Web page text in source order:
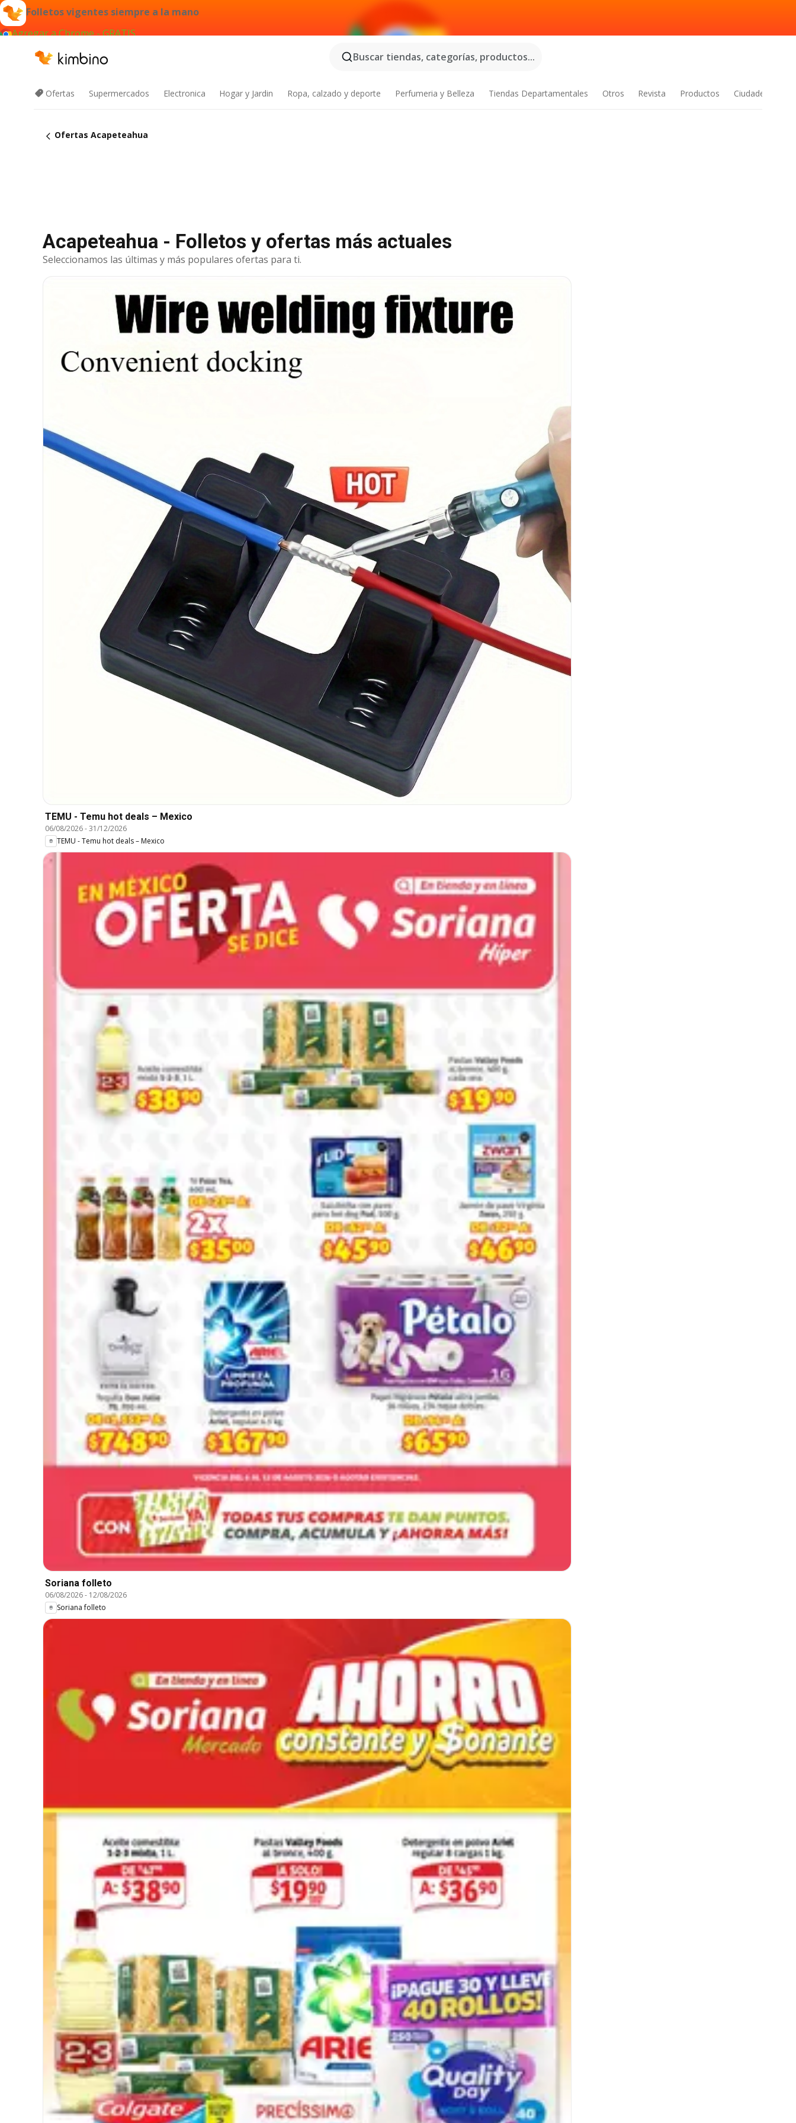
Folletos vigentes siempre a la mano
Agregar a Chrome - GRATIS
Buscar tiendas, categorías, productos...
Ofertas Supermercados Electronica Hogar y Jardin Ropa, calzado y deporte Perfumeria y Belleza Tiendas Departamentales Otros Revista Productos Ciudades
Ofertas Acapeteahua
Acapeteahua - Folletos y ofertas más actuales
Seleccionamos las últimas y más populares ofertas para ti.
TEMU - Temu hot deals – Mexico
06/08/2026-31/12/2026
TEMU - Temu hot deals – Mexico
Soriana folleto
06/08/2026- 12/08/2026
Soriana folleto